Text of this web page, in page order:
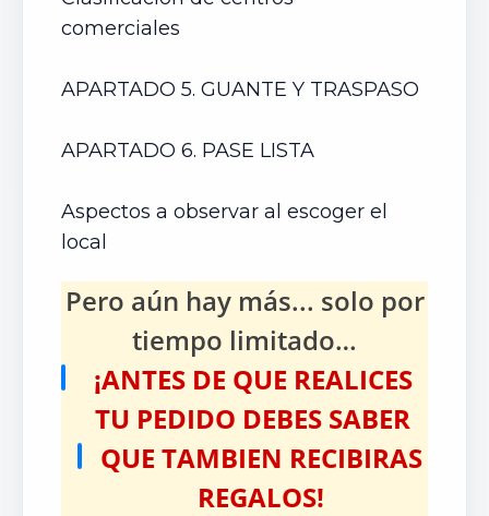
comerciales
APARTADO 5. GUANTE Y TRASPASO
APARTADO 6. PASE LISTA
Aspectos a observar al escoger el
local
Pero aún hay más... solo por
tiempo limitado…
¡ANTES DE QUE REALICES
TU PEDIDO DEBES SABER
QUE TAMBIEN RECIBIRAS
REGALOS!